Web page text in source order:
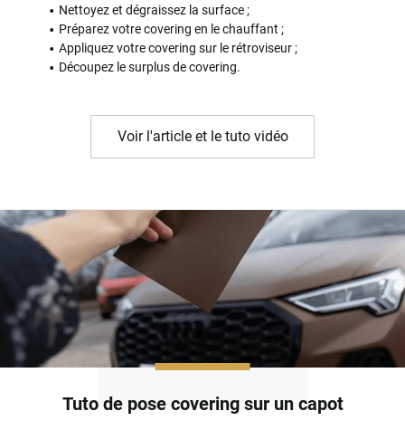
Nettoyez et dégraissez la surface ;
Préparez votre covering en le chauffant ;
Appliquez votre covering sur le rétroviseur ;
Découpez le surplus de covering.
Voir l'article et le tuto vidéo
Tuto de pose covering sur un capot